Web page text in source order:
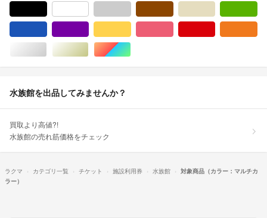
シルバー/銀色系ゴールド/金色系マルチカラー
水族館を出品してみませんか？
買取より高値?!
水族館の売れ筋価格をチェック
ラクマ カテゴリ一覧 チケット 施設利用券 水族館
対象商品（カラー：マルチカ
ラー）